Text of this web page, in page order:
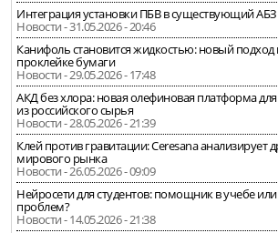
Интеграция установки ПБВ в существующий АБЗ
Новости - 31.05.2026 - 20:46
Канифоль становится жидкостью: новый подход
проклейке бумаги
Новости - 29.05.2026 - 17:48
АКД без хлора: новая олефиновая платформа
из российского сырья
Новости - 28.05.2026 - 21:39
Клей против гравитации: Ceresana анализирует
мирового рынка
Новости - 26.05.2026 - 09:09
Нейросети для студентов: помощник в учебе
проблем?
Новости - 14.05.2026 - 21:38